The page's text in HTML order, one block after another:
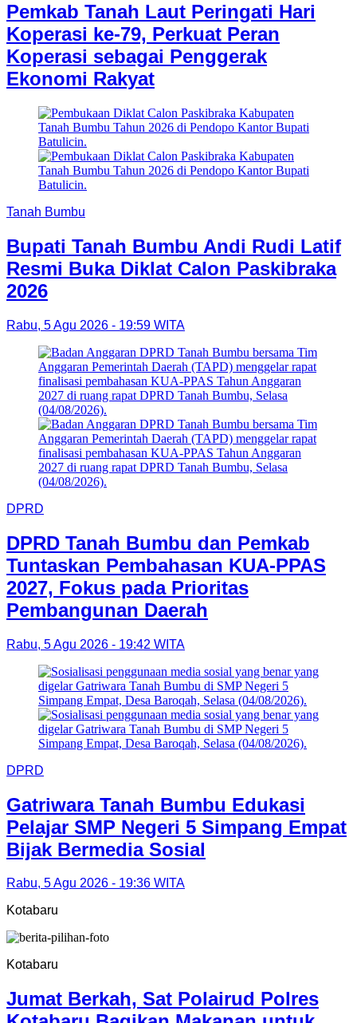
Pemkab Tanah Laut Peringati Hari
Koperasi ke-79, Perkuat Peran
Koperasi sebagai Penggerak
Ekonomi Rakyat
Tanah Bumbu
Bupati Tanah Bumbu Andi Rudi Latif
Resmi Buka Diklat Calon Paskibraka
2026
Rabu, 5 Agu 2026 - 19:59 WITA
DPRD
DPRD Tanah Bumbu dan Pemkab
Tuntaskan Pembahasan KUA-PPAS
2027, Fokus pada Prioritas
Pembangunan Daerah
Rabu, 5 Agu 2026 - 19:42 WITA
DPRD
Gatriwara Tanah Bumbu Edukasi
Pelajar SMP Negeri 5 Simpang Empat
Bijak Bermedia Sosial
Rabu, 5 Agu 2026 - 19:36 WITA
Kotabaru
Kotabaru
Jumat Berkah, Sat Polairud Polres